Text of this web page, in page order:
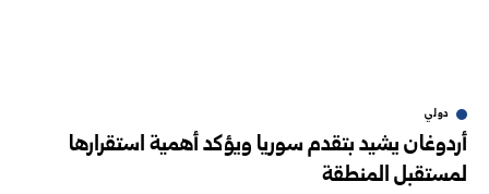
دولي
أردوغان يشيد بتقدم سوريا ويؤكد أهمية استقرارها
لمستقبل المنطقة